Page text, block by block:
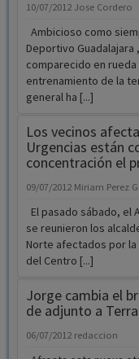
10/07/2012 Jose Cordero
Ambicioso como
Deportivo Guadalajara
comparecido en
entrenamiento de la
general ha [...]
Los vecinos
Urgencias están
concentración el
09/07/2012 Miriam Perez
El pasado sábado, el
se reunieron los
Norte afectados por
del Centro [...]
Jorge cambia el
de adjunto a
06/07/2012 redaccion